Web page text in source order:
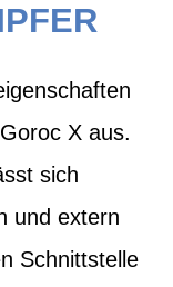
X aus.
sich
und extern
Schnittstelle